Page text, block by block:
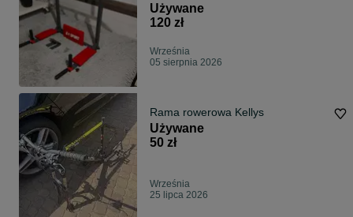
Używane
120 zł
Września
05 sierpnia 2026
Rama rowerowa Kellys
Używane
50 zł
Września
25 lipca 2026